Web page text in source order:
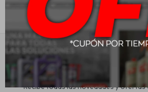
Suscríbete a nuestra
Recibe todas las novedades y ofertas
Repuestos
Servicios